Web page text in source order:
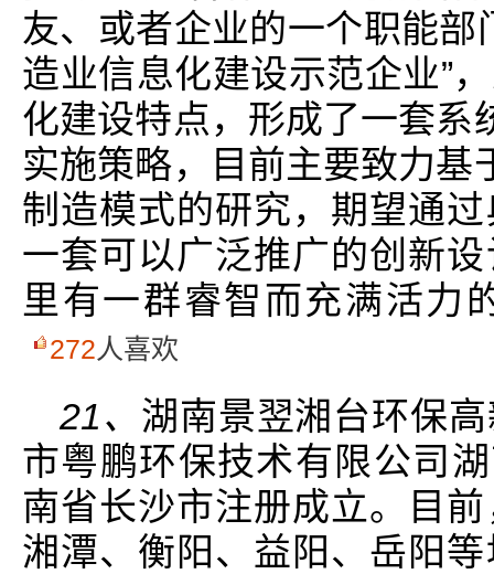
友、或者企业的一个职能
造业信息化建设示范企业”
化建设特点，形成了一套系
实施策略，目前主要致力基
制造模式的研究，期望通
一套可以广泛推广的创新
里有一群睿智而充满活力
272人喜欢
21、 湖南景翌湘台环保
市粤鹏环保技术有限公司
南省长沙市注册成立。目
湘潭、衡阳、益阳、岳阳